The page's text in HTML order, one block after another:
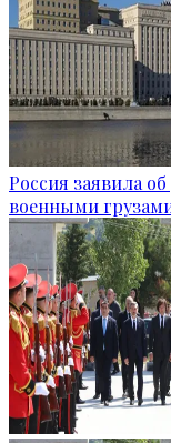
Россия заявила
военными